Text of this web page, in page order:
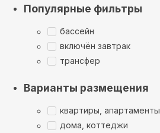
Популярные фильтры
бассейн
включён завтрак
трансфер
Варианты размещения
квартиры, апартаменты
дома, коттеджи